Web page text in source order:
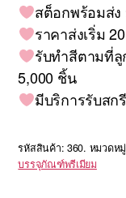
สต็อกพร้อมส่ง
ราคาส่งเริ่ม
รับทำสีตามที่
5,000 ชิ้น
มีบริการรับสก
รหัสสินค้า: 360. หมวดห
บรรจุภัณฑ์พรีเมียม